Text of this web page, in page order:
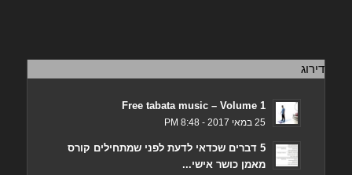
דירוג
Free tabata music – Volume 1
25 במאי 2017 - 8:48 PM
5 דברים שכדאי לדעת לפני שמתחילים קורס
מאמן כושר אישי...